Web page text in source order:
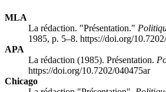
MLA
La rédaction. "Présentation."
1985, p. 5–8. https://doi.org/
APA
La rédaction (1985). Présentation.
https://doi.org/10.7202/040475ar
Chicago